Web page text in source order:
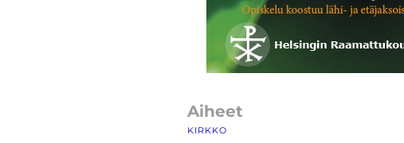
Aiheet
KIRKKO